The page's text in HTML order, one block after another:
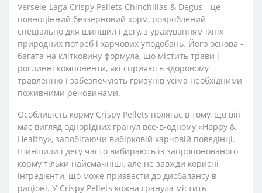
Versele-Laga Crispy Pellets Chinchillas & Degus - це
повноцінний беззерновий корм, розроблений
спеціально для шиншил і дегу, з урахуванням їхніх
природних потреб і харчових уподобань. Його основа -
багата на клітковину формула, що містить трави і
рослинні компоненти, які сприяють здоровому
травленню і забезпечують гризунів усіма необхідними
поживними речовинами.
Особливість корму Crispy Pellets полягає в тому, що він
має вигляд однорідних гранул все-в-одному «Happy &
Healthy», запобігаючи вибірковій харчовій поведінці.
Шиншили і дегу часто вибирають із запропонованого
корму тільки найсмачніші, але не завжди корисні
інгредієнти, що може призвести до дисбалансу в
раціоні. У Crispy Pellets кожна гранула містить